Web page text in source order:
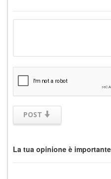
POST
La tua opinione è